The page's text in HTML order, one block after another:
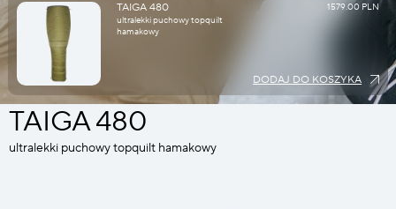
TAIGA 480
ultralekki puchowy topquilt
hamakowy
1579.00 PLN
DODAJ DO KOSZYKA
TAIGA 480
ultralekki puchowy topquilt hamakowy